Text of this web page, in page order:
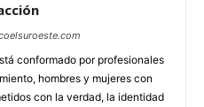
conformado por profesionales
hombres y mujeres con
con la verdad, la identidad